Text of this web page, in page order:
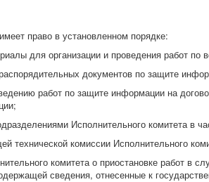
право в установленном порядке:
для организации и проведения работ
документов по защите
работ по защите информации на
Исполнительного комитета в
технической комиссии Исполнительного
комитета о приостановке работ в
сведения, отнесенные к